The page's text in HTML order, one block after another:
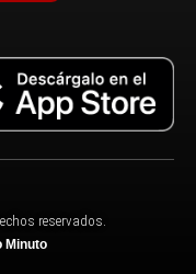
reservados.
Minuto